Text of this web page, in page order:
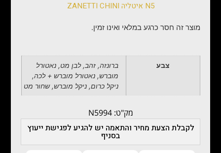
N5 איטליה ZANETTI CHINI
מוצר זה חסר כרגע במלאי ואינו זמין.
צבע
ברונזה, זהב, לבן מט, נאטורל
מוברש, נאטורל מוברש + לכה,
ניקל כרום, ניקל מוברש, שחור מט
מק"ט: N5994
לקבלת הצעת מחיר והתאמה יש להגיע לפגישת ייעוץ
בסניף